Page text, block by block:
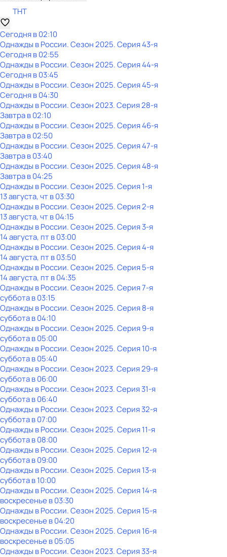
ТНТ
Сегодня в 02:10
Однажды в России. Сезон 2025. Серия 43-я
Сегодня в 02:55
Однажды в России. Сезон 2025. Серия 44-я
Сегодня в 03:45
Однажды в России. Сезон 2025. Серия 45-я
Сегодня в 04:30
Однажды в России. Сезон 2023. Серия 28-я
Завтра в 02:10
Однажды в России. Сезон 2025. Серия 46-я
Завтра в 02:50
Однажды в России. Сезон 2025. Серия 47-я
Завтра в 03:40
Однажды в России. Сезон 2025. Серия 48-я
Завтра в 04:25
Однажды в России. Сезон 2025. Серия 1-я
13 августа, чт в 03:30
Однажды в России. Сезон 2025. Серия 2-я
13 августа, чт в 04:15
Однажды в России. Сезон 2025. Серия 3-я
14 августа, пт в 03:00
Однажды в России. Сезон 2025. Серия 4-я
14 августа, пт в 03:50
Однажды в России. Сезон 2025. Серия 5-я
14 августа, пт в 04:35
Однажды в России. Сезон 2025. Серия 7-я
субботав03:15
Однажды в России. Сезон 2025. Серия 8-я
субботав04:10
Однажды в России. Сезон 2025. Серия 9-я
субботав05:00
Однажды в России. Сезон 2025. Серия 10-я
субботав05:40
Однажды в России. Сезон 2023. Серия 29-я
субботав06:00
Однажды в России. Сезон 2023. Серия 31-я
субботав06:40
Однажды в России. Сезон 2023. Серия 32-я
субботав07:00
Однажды в России. Сезон 2025. Серия 11-я
субботав08:00
Однажды в России. Сезон 2025. Серия 12-я
субботав09:00
Однажды в России. Сезон 2025. Серия 13-я
субботав10:00
Однажды в России. Сезон 2025. Серия 14-я
воскресенье в03:30
Однажды в России. Сезон 2025. Серия 15-я
воскресенье в04:20
Однажды в России. Сезон 2025. Серия 16-я
воскресенье в05:05
Однажды в России. Сезон 2023. Серия 33-я